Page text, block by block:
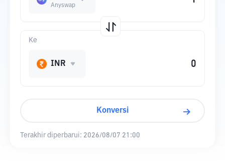
Anyswap
Ke
INR
Konversi
Terakhir diperbarui: 2026/08/07 21:00